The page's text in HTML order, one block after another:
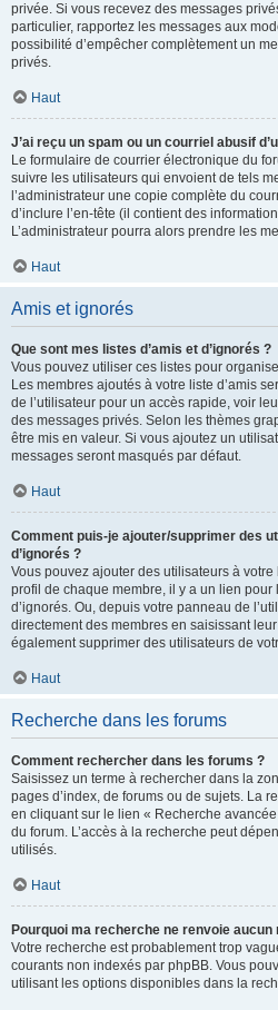
privée. Si vous recevez des messages
particulier, rapportez les messages aux
possibilité d’empêcher complètement un
privés.
Haut
J’ai reçu un spam ou un courriel abusif
Le formulaire de courrier électronique du
suivre les utilisateurs qui envoient de tels
l’administrateur une copie complète du
d’inclure l’en-tête (il contient des
L’administrateur pourra alors prendre les
Haut
Amis et ignorés
Que sont mes listes d’amis et d’ignorés ?
Vous pouvez utiliser ces listes pour
Les membres ajoutés à votre liste d’amis
de l’utilisateur pour un accès rapide, voir
des messages privés. Selon les thèmes
être mis en valeur. Si vous ajoutez un
messages seront masqués par défaut.
Haut
Comment puis-je ajouter/supprimer des
d’ignorés ?
Vous pouvez ajouter des utilisateurs à
profil de chaque membre, il y a un lien pour
d’ignorés. Ou, depuis votre panneau de
directement des membres en saisissant
également supprimer des utilisateurs de
Haut
Recherche dans les forums
Comment rechercher dans les forums ?
Saisissez un terme à rechercher dans la
pages d’index, de forums ou de sujets. La
en cliquant sur le lien « Recherche
du forum. L’accès à la recherche peut
utilisés.
Haut
Pourquoi ma recherche ne renvoie aucun
Votre recherche est probablement trop
courants non indexés par phpBB. Vous
utilisant les options disponibles dans la